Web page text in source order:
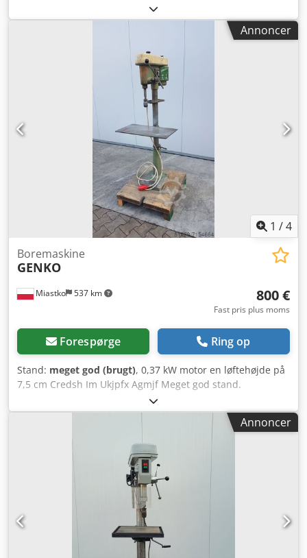
Annoncer
1 /4
Miastko 537 km
Boremaskine
GENKO
800 €
Fast pris plus moms
Forespørge Ring op
Stand: meget god (brugt), 0,37 kW motor en løftehøjde på
7,5 cm Credsh Im Ukjpfx Agmjf Meget god stand.
Annoncer